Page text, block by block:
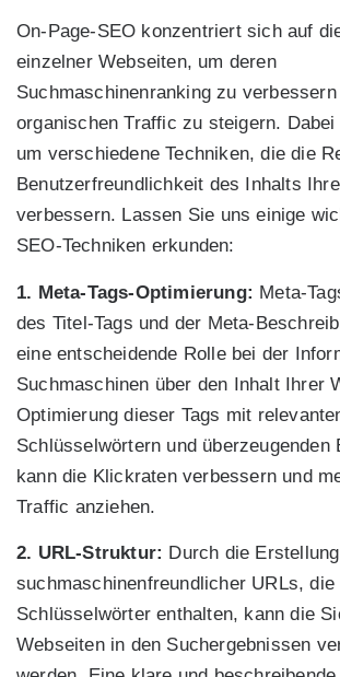
On-Page-SEO konzentriert sich auf
einzelner Webseiten, um deren
Suchmaschinenranking zu verbessern
organischen Traffic zu steigern.
um verschiedene Techniken, die die
Benutzerfreundlichkeit des Inhalts
verbessern. Lassen Sie uns einige
SEO-Techniken erkunden:
1. Meta-Tags-Optimierung: Meta-
des Titel-Tags und der Meta-
eine entscheidende Rolle bei der
Suchmaschinen über den Inhalt Ihrer
Optimierung dieser Tags mit
Schlüsselwörtern und überzeugenden
kann die Klickraten verbessern und
Traffic anziehen.
2. URL-Struktur: Durch die Erstellung
suchmaschinenfreundlicher URLs, die
Schlüsselwörter enthalten, kann die
Webseiten in den Suchergebnissen